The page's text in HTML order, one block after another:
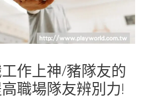
作上神/豬隊友的
職場隊友辨別力!